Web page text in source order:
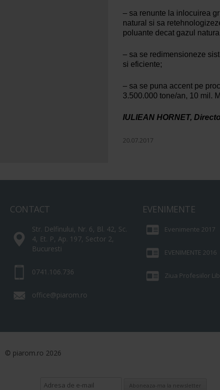
– sa renunte la inlocuirea
natural si sa
poluante decat gazul
– sa se redimensioneze
si eficiente;
– sa se puna accent pe
3.500.000 tone/an, 10 mil.
IULIEAN HORNET,
20.07.2017
CONTACT
Str. Delfinului, Nr. 6, Bl. 42, Sc.
4, Et. P, Ap. 197, Sector 2,
Bucuresti
0741.106.736
office@piarom.ro
EVENIMENTE
Evenimente 2017
EVENIMENTE 2016
Ziua Profesiilor
© piarom.ro 2026